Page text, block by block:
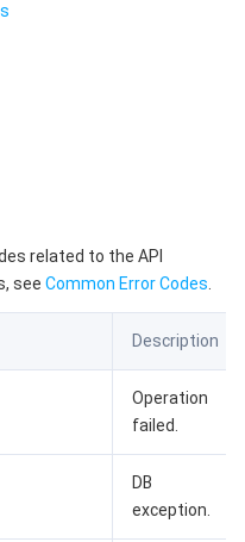
related to the API
see Common Error Codes
Description
Operation
failed.
DB
exception.